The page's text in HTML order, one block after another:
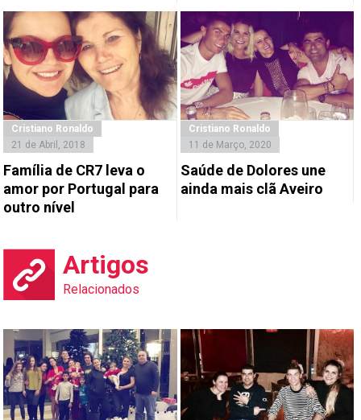
Cristiano Ronaldo
21 de Abril, 2018
Família de CR7 leva o
amor por Portugal para
outro nível
Cristiano Ronaldo
11 de Março, 2020
Saúde de Dolores une
ainda mais clã Aveiro
Artigos
Relacionados